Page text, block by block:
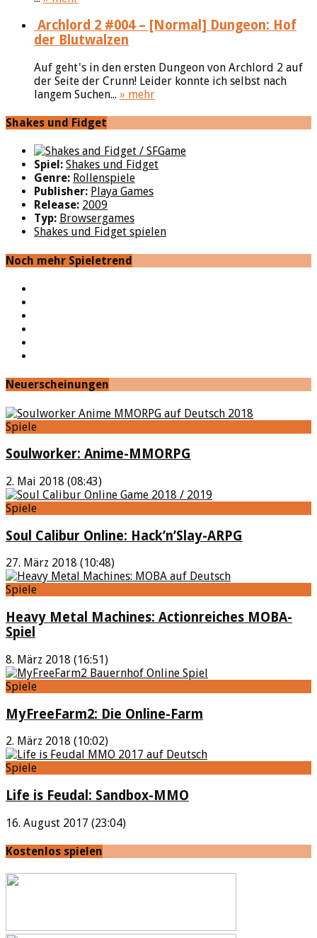
Archlord 2 #004 – [Normal] Dungeon: Hof
der Blutwalzen
Auf geht's in den ersten Dungeon von Archlord 2 auf
der Seite der Crunn! Leider konnte ich selbst nach
langem Suchen... » mehr
Shakes und Fidget
Spiel: Shakes und Fidget
Genre: Rollenspiele
Publisher: Playa Games
Release: 2009
Typ: Browsergames
Shakes und Fidget spielen
Noch mehr Spieletrend
Neuerscheinungen
Spiele
Soulworker: Anime-MMORPG
2. Mai 2018 (08:43)
Spiele
Soul Calibur Online: Hack’n’Slay-ARPG
27. März 2018 (10:48)
Spiele
Heavy Metal Machines: Actionreiches MOBA-
Spiel
8. März 2018 (16:51)
Spiele
MyFreeFarm2: Die Online-Farm
2. März 2018 (10:02)
Spiele
Life is Feudal: Sandbox-MMO
16. August 2017 (23:04)
Kostenlos spielen